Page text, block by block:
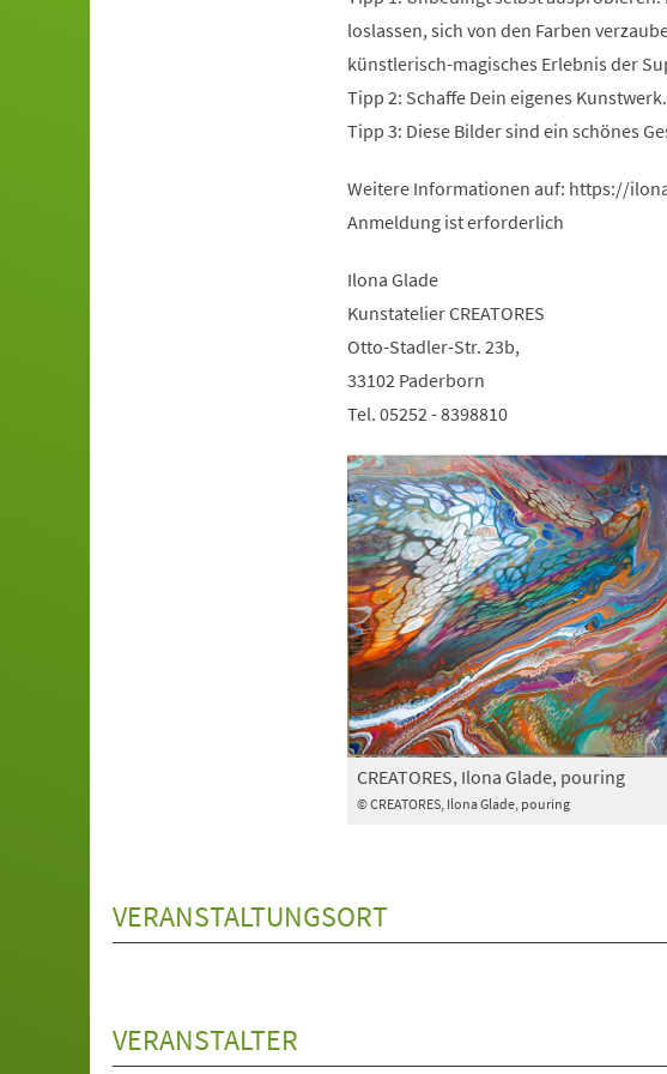
loslassen, sich von den Farben
künstlerisch-magisches Erlebnis der
Tipp 2: Schaffe Dein eigenes Kunstwerk.
Tipp 3: Diese Bilder sind ein schönes
Weitere Informationen auf: https://
Anmeldung ist erforderlich
Ilona Glade
Kunstatelier CREATORES
Otto-Stadler-Str. 23b,
33102 Paderborn
Tel. 05252 - 8398810
© CREATORES, Ilona Glade, pouring
CREATORES, Ilona Glade, pouring
VERANSTALTUNGSORT
VERANSTALTER